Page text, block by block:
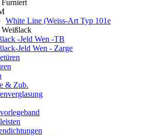
White Line (Weiss-Art Typ 101e
-Jeld Wen -TB
Jeld Wen - Zarge
& Zub.